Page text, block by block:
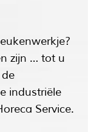
zijn … tot u
industriële
Service.